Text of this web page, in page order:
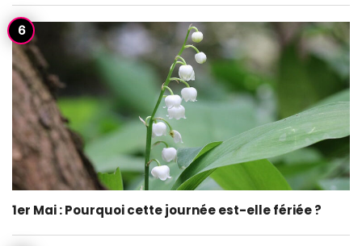
1er Mai : Pourquoi cette journée est-elle fériée ?